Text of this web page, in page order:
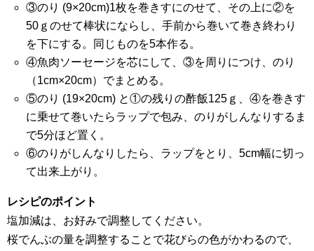
③のり (9×20cm)1枚を巻きすにのせて、その上に②を
50ｇのせて棒状にならし、手前から巻いて巻き終わり
を下にする。同じものを5本作る。
④魚肉ソーセージを芯にして、③を周りにつけ、のり
（1cm×20cm）でまとめる。
⑤のり (19×20cm) と①の残りの酢飯125ｇ、④を巻きす
に乗せて巻いたらラップで包み、のりがしんなりするま
で5分ほど置く。
⑥のりがしんなりしたら、ラップをとり、5cm幅に切っ
て出来上がり。
レシピのポイント
塩加減は、お好みで調整してください。
桜でんぶの量を調整することで花びらの色がかわるので、